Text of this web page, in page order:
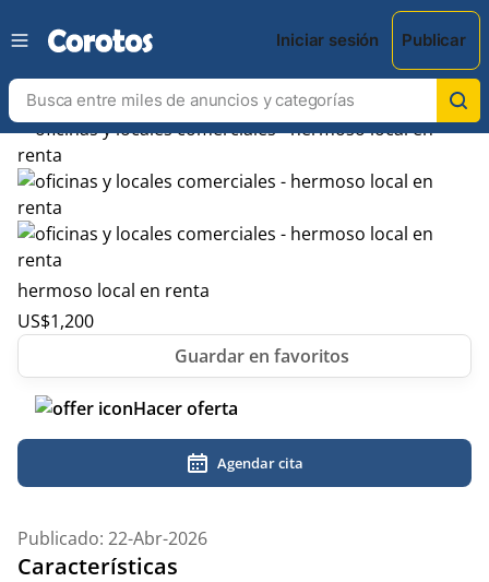
Iniciar sesión Publicar
hermoso local en renta
US$1,200
Hacer oferta
Agendar cita
Publicado: 22-Abr-2026
Características